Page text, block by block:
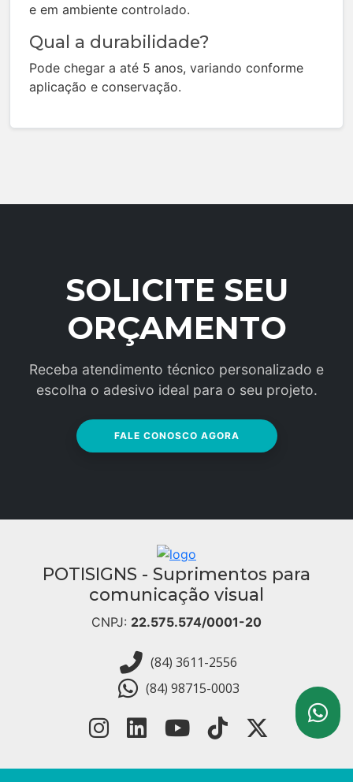
e em ambiente controlado.
Qual a durabilidade?
Pode chegar a até 5 anos, variando conforme
aplicação e conservação.
SOLICITE SEU
ORÇAMENTO
Receba atendimento técnico personalizado e
escolha o adesivo ideal para o seu projeto.
FALE CONOSCO AGORA
POTISIGNS - Suprimentos para
comunicação visual
CNPJ: 22.575.574/0001-20
(84) 3611-2556
(84) 98715-0003